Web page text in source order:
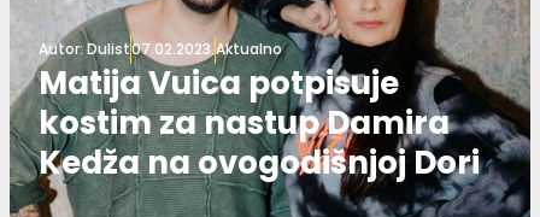
Autor:Dulist07.02.2023.Aktualno
Matija Vuica potpisuje
kostim za nastup Damira
Kedža na ovogodišnjoj Dori